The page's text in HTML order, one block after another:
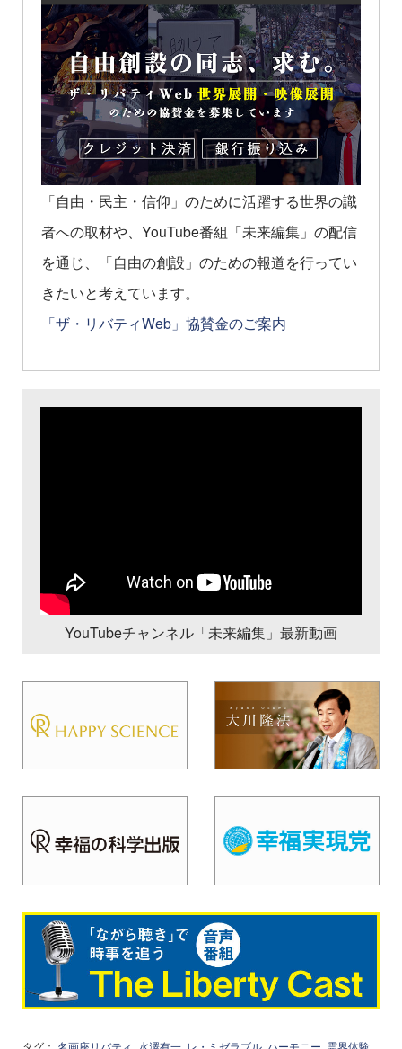
「自由・民主・信仰」のために活躍する世界の識
者への取材や、YouTube番組「未来編集」の配信
を通じ、「自由の創設」のための報道を行ってい
きたいと考えています。
「ザ・リバティWeb」協賛金のご案内
YouTubeチャンネル「未来編集」最新動画